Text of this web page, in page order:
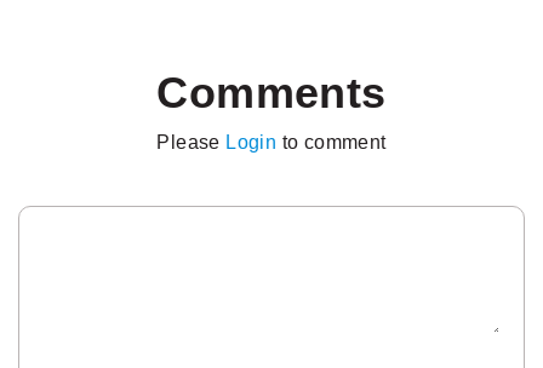
Comments
Please Login to comment